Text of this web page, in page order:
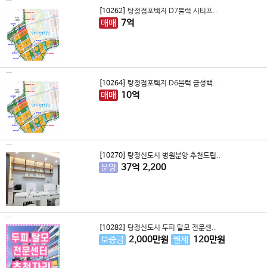
[10262] 탕정점포택지 D7블럭 시티프..
매매 7억
[10264] 탕정점포택지 D6블럭 금성백..
매매 10억
[10270] 탕정신도시 병원분양 추천드립..
분양 37억 2,200
[10282] 탕정신도시 두피 탈모 전문센..
보증금 2,000만원 월세 120만원